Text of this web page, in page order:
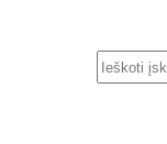
Paieška